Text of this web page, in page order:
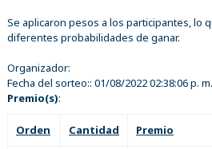
Se aplicaron pesos a los participantes, lo
diferentes probabilidades de ganar.
Organizador:
Fecha del sorteo:: 01/08/2022 02:38:06 p. m.
Premio(s):
Orden Cantidad
Premio